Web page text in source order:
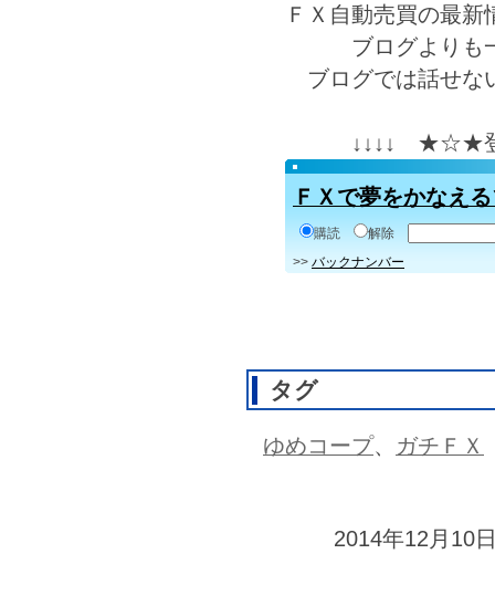
ＦＸ自動売買の最
ブログよりも
ブログでは話せな
↓↓↓↓ ★☆★
ＦＸで夢をかなえ
購読
解除
>> バックナンバー
タグ
ゆめコープ、 ガチＦＸ
2014年12月10